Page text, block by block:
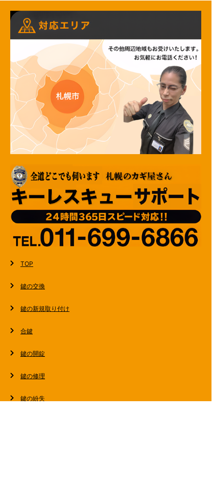
TOP
鍵の交換
鍵の新規取り付け
合鍵
鍵の開錠
鍵の修理
鍵の紛失